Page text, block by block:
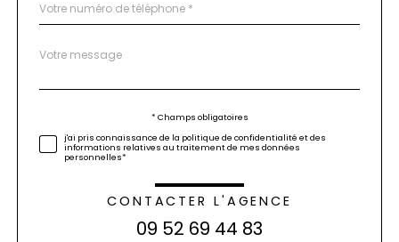
*
Fieldset
défaut
Message
*
* Champs obligatoires
j'ai pris connaissance de la politique de confidentialité et des
informations relatives au traitement de mes données
personnelles*
CONTACTER L'AGENCE
09 52 69 44 83